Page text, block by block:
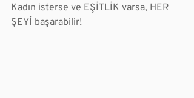
Kadın isterse ve EŞİTLİK varsa, HER
ŞEYİ başarabilir!